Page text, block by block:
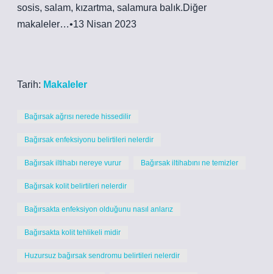
sosis, salam, kızartma, salamura balık.Diğer
makaleler…•13 Nisan 2023
Tarih: Makaleler
Bağırsak ağrısı nerede hissedilir
Bağırsak enfeksiyonu belirtileri nelerdir
Bağırsak iltihabı nereye vurur Bağırsak iltihabını ne temizler
Bağırsak kolit belirtileri nelerdir
Bağırsakta enfeksiyon olduğunu nasıl anlarız
Bağırsakta kolit tehlikeli midir
Huzursuz bağırsak sendromu belirtileri nelerdir